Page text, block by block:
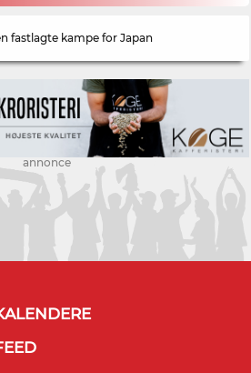
fastlagte kampe for Japan
annonce